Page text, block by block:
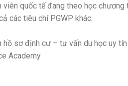
quốc tế đang theo học chương
các tiêu chí PGWP khác.
sơ định cư – tư vấn du học uy tín
Academy